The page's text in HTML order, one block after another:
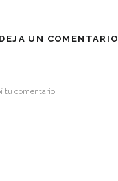
DEJA UN COMENTARIO